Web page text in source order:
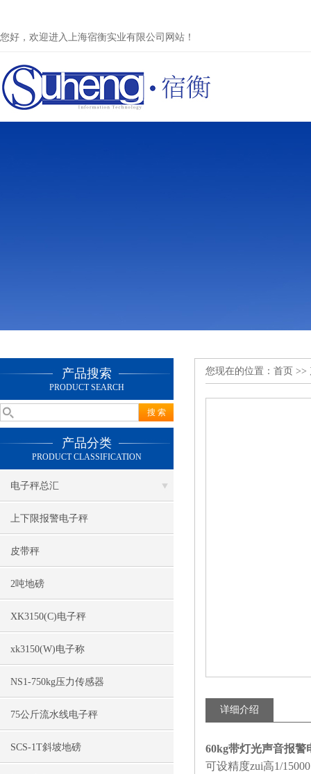
您好，欢迎进入上海宿衡实业有限公司网站！
产品搜索
PRODUCT SEARCH
产品分类
PRODUCT CLASSIFICATION
电子秤总汇
上下限报警电子秤
皮带秤
2吨地磅
XK3150(C)电子秤
xk3150(W)电子称
NS1-750kg压力传感器
75公斤流水线电子秤
SCS-1T斜坡地磅
您现在的位置： 首页 >>
详细介绍
60kg带灯光声音报
可设精度zui高1/15000